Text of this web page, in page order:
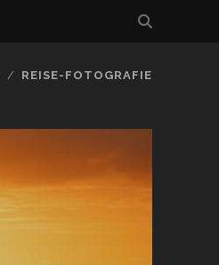
REISE-FOTOGRAFIE